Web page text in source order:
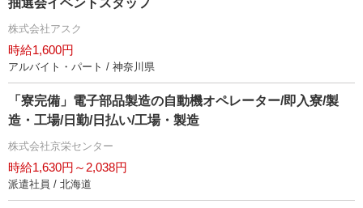
抽選会イベントスタッフ
株式会社アスク
時給1,600円
アルバイト・パート / 神奈川県
「寮完備」電子部品製造の自動機オペレーター/即入寮/製
造・工場/日勤/日払い/工場・製造
株式会社京栄センター
時給1,630円～2,038円
派遣社員 / 北海道